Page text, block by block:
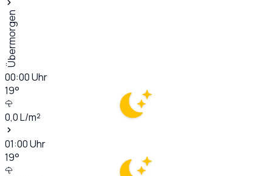
Übermorgen
00:00Uhr
19°
0,0L/m²
01:00Uhr
19°